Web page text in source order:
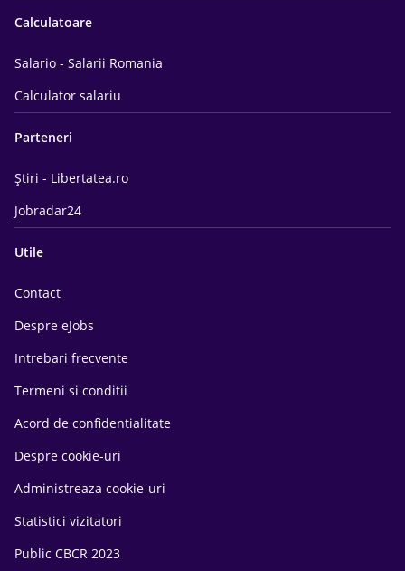
Calculatoare
Salario - Salarii Romania
Calculator salariu
Parteneri
Știri - Libertatea.ro
Jobradar24
Utile
Contact
Despre eJobs
Intrebari frecvente
Termeni si conditii
Acord de confidentialitate
Despre cookie-uri
Administreaza cookie-uri
Statistici vizitatori
Public CBCR 2023